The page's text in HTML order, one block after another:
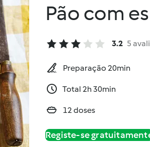
Pão com
3.2 5
Preparação 20min
Total 2h 30min
12 doses
Registe-se